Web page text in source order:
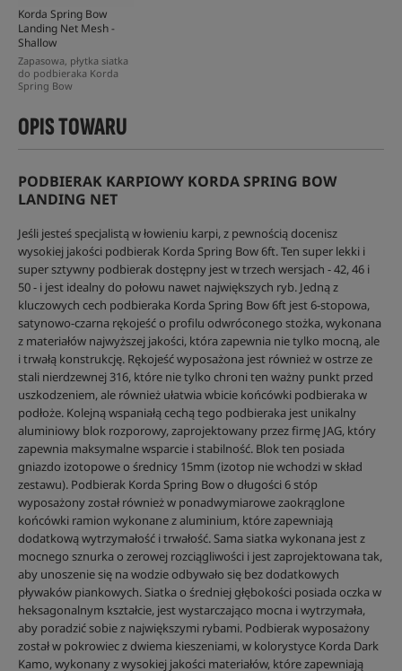
Korda Spring Bow
Landing Net Mesh -
Shallow
Zapasowa, płytka siatka
do podbieraka Korda
Spring Bow
OPIS TOWARU
PODBIERAK KARPIOWY KORDA SPRING BOW
LANDING NET
Jeśli jesteś specjalistą w łowieniu karpi, z pewnością docenisz
wysokiej jakości podbierak Korda Spring Bow 6ft. Ten super lekki i
super sztywny podbierak dostępny jest w trzech wersjach - 42, 46 i
50 - i jest idealny do połowu nawet największych ryb. Jedną z
kluczowych cech podbieraka Korda Spring Bow 6ft jest 6-stopowa,
satynowo-czarna rękojeść o profilu odwróconego stożka, wykonana
z materiałów najwyższej jakości, która zapewnia nie tylko mocną, ale
i trwałą konstrukcję. Rękojeść wyposażona jest również w ostrze ze
stali nierdzewnej 316, które nie tylko chroni ten ważny punkt przed
uszkodzeniem, ale również ułatwia wbicie końcówki podbieraka w
podłoże. Kolejną wspaniałą cechą tego podbieraka jest unikalny
aluminiowy blok rozporowy, zaprojektowany przez firmę JAG, który
zapewnia maksymalne wsparcie i stabilność. Blok ten posiada
gniazdo izotopowe o średnicy 15mm (izotop nie wchodzi w skład
zestawu). Podbierak Korda Spring Bow o długości 6 stóp
wyposażony został również w ponadwymiarowe zaokrąglone
końcówki ramion wykonane z aluminium, które zapewniają
dodatkową wytrzymałość i trwałość. Sama siatka wykonana jest z
mocnego sznurka o zerowej rozciągliwości i jest zaprojektowana tak,
aby unoszenie się na wodzie odbywało się bez dodatkowych
pływaków piankowych. Siatka o średniej głębokości posiada oczka w
heksagonalnym kształcie, jest wystarczająco mocna i wytrzymała,
aby poradzić sobie z największymi rybami. Podbierak wyposażony
został w pokrowiec z dwiema kieszeniami, w kolorystyce Korda Dark
Kamo, wykonany z wysokiej jakości materiałów, które zapewniają